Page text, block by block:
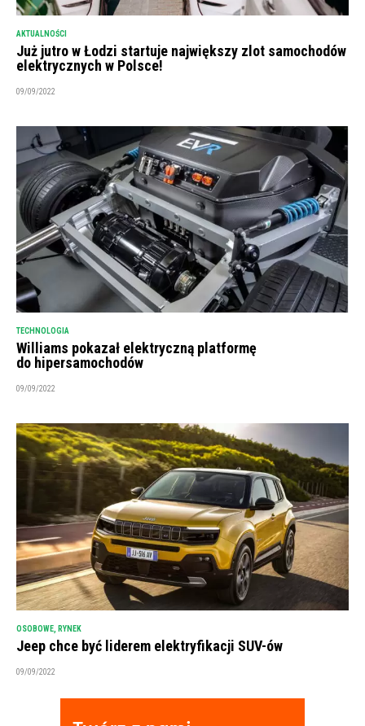
AKTUALNOŚCI
Już jutro w Łodzi startuje największy zlot samochodów
elektrycznych w Polsce!
09/09/2022
TECHNOLOGIA
Williams pokazał elektryczną platformę
do hipersamochodów
09/09/2022
OSOBOWE RYNEK
Jeep chce być liderem elektryfikacji SUV-ów
09/09/2022